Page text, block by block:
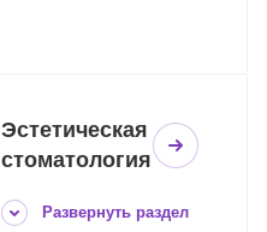
Эстетическая
стоматология
Развернуть раздел